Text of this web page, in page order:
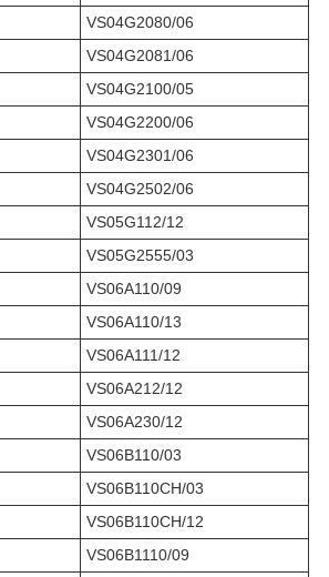
VS04G2080/06
VS04G2081/06
VS04G2100/05
VS04G2200/06
VS04G2301/06
VS04G2502/06
VS05G112/12
VS05G2555/03
VS06A110/09
VS06A110/13
VS06A111/12
VS06A212/12
VS06A230/12
VS06B110/03
VS06B110CH/03
VS06B110CH/12
VS06B1110/09